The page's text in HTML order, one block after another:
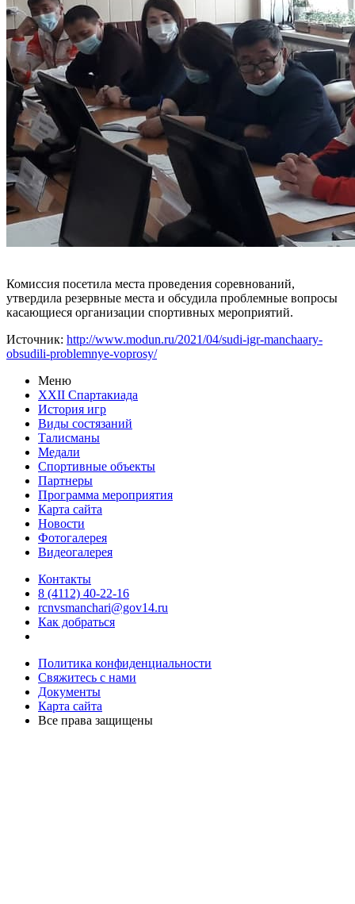
Комиссия посетила места проведения соревнований,
утвердила резервные места и обсудила проблемные вопросы
касающиеся организации спортивных мероприятий.
Источник: http://www.modun.ru/2021/04/sudi-igr-manchaary-
obsudili-problemnye-voprosy/
Меню
XXII Спартакиада
История игр
Виды состязаний
Талисманы
Медали
Спортивные объекты
Партнеры
Программа мероприятия
Карта сайта
Новости
Фотогалерея
Видеогалерея
Контакты
8 (4112) 40-22-16
rcnvsmanchari@gov14.ru
Как добраться
Политика конфиденциальности
Свяжитесь с нами
Документы
Карта сайта
Все права защищены